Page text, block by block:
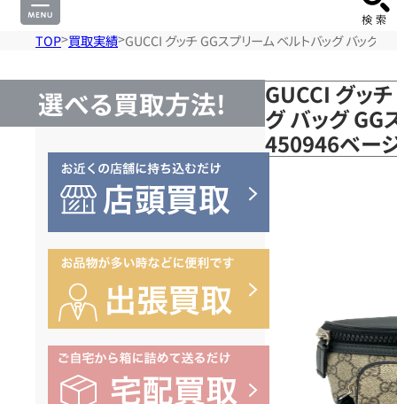
TOP 買取実績 GUCCI グッチ GGスプリーム ベルトバッグ バッグ
選べる買取方法!
GUCCI グッ
グ バッグ GG
450946ベー